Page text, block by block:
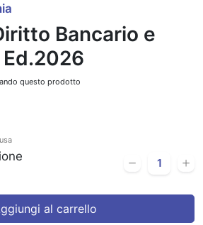
Bancario e
questo prodotto
al carrello